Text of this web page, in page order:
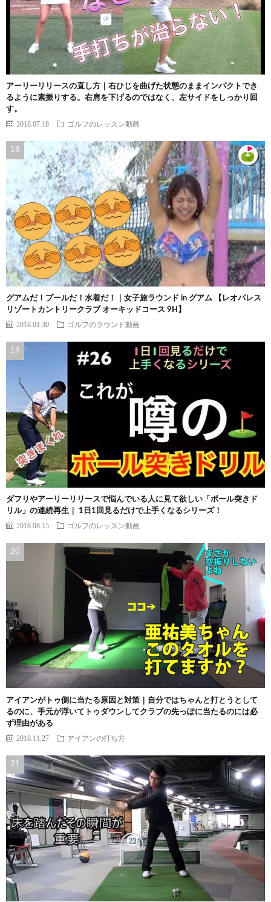
アーリーリリースの直し方｜右ひじを曲げた状態のままインパクトでき
るように素振りする。右肩を下げるのではなく、左サイドをしっかり回
す。
2018.07.18 ゴルフのレッスン動画
グアムだ！プールだ！水着だ！｜女子旅ラウンド in グアム 【レオパレス
リゾートカントリークラブ オーキッドコース 9H】
2018.01.30 ゴルフのラウンド動画
ダフリやアーリーリリースで悩んでいる人に見て欲しい「ボール突きド
リル」の連続再生｜ 1日1回見るだけで上手くなるシリーズ！
2018.08.15 ゴルフのレッスン動画
アイアンがトゥ側に当たる原因と対策｜自分ではちゃんと打とうとして
るのに、手元が浮いてトゥダウンしてクラブの先っぽに当たるのには必
ず理由がある
2018.11.27 アイアンの打ち方